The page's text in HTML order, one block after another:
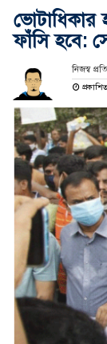
ভোটাধিকার
ফাঁসি হবে:
নিজস্ব